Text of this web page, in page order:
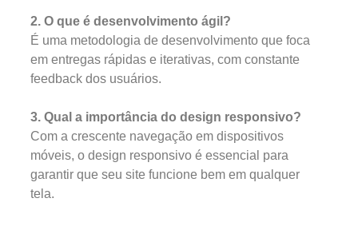
2. O que é desenvolvimento ágil?
É uma metodologia de desenvolvimento que foca
em entregas rápidas e iterativas, com constante
feedback dos usuários.
3. Qual a importância do design responsivo?
Com a crescente navegação em dispositivos
móveis, o design responsivo é essencial para
garantir que seu site funcione bem em qualquer
tela.